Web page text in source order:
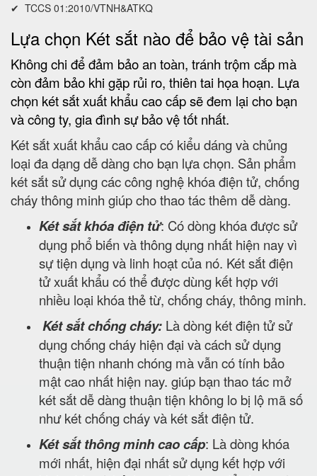
✔ TCCS 01:2010/VTNH&ATKQ
Lựa chọn Két sắt nào để bảo vệ tài sản
Không chi để đảm bảo an toàn, tránh trộm cắp mà
còn đảm bảo khi gặp rủi ro, thiên tai họa hoạn. Lựa
chọn két sắt xuất khẩu cao cấp sẽ đem lại cho bạn
và công ty, gia đình sự bảo vệ tốt nhất.
Két sắt xuất khẩu cao cấp có kiểu dáng và chủng
loại đa dạng dễ dàng cho bạn lựa chọn. Sản phẩm
két sắt sử dụng các công nghệ khóa điện tử, chống
cháy thông minh giúp cho thao tác thêm dễ dàng.
Két sắt khóa điện tử: Có dòng khóa được sử
dụng phổ biến và thông dụng nhất hiện nay vì
sự tiện dụng và linh hoạt của nó. Két sắt điện
tử xuất khẩu có thể được dùng kết hợp với
nhiều loại khóa thẻ từ, chống cháy, thông minh.
Két sắt chống cháy: Là dòng két điện tử sử
dụng chống cháy hiện đại và cách sử dụng
thuận tiện nhanh chóng mà vẫn có tính bảo
mật cao nhất hiện nay. giúp bạn thao tác mở
két sắt dễ dàng thuận tiện không lo bị lộ mã số
như két chống cháy và két sắt điện tử.
Két sắt thông minh cao cấp: Là dòng khóa
mới nhất, hiện đại nhất sử dụng kết hợp với